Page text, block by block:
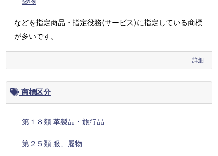
などを指定商品・指定役務(サービス)に指定している商標
が多いです。
詳細
商標区分
第１８類 革製品・旅行品
第２５類 服、履物